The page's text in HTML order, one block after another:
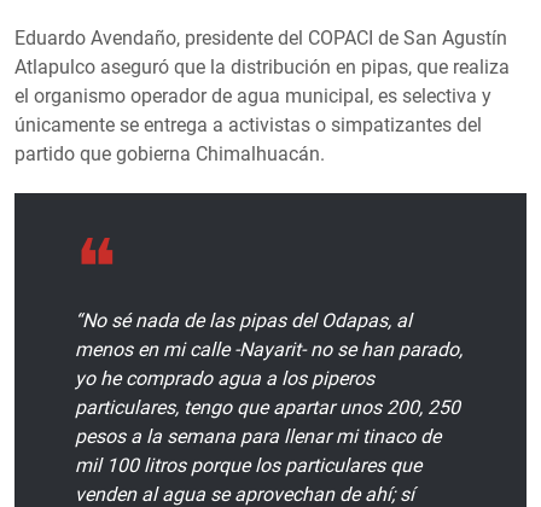
Eduardo Avendaño, presidente del COPACI de San Agustín
Atlapulco aseguró que la distribución en pipas, que realiza
el organismo operador de agua municipal, es selectiva y
únicamente se entrega a activistas o simpatizantes del
partido que gobierna Chimalhuacán.
“No sé nada de las pipas del Odapas, al
menos en mi calle -Nayarit- no se han parado,
yo he comprado agua a los piperos
particulares, tengo que apartar unos 200, 250
pesos a la semana para llenar mi tinaco de
mil 100 litros porque los particulares que
venden al agua se aprovechan de ahí; sí